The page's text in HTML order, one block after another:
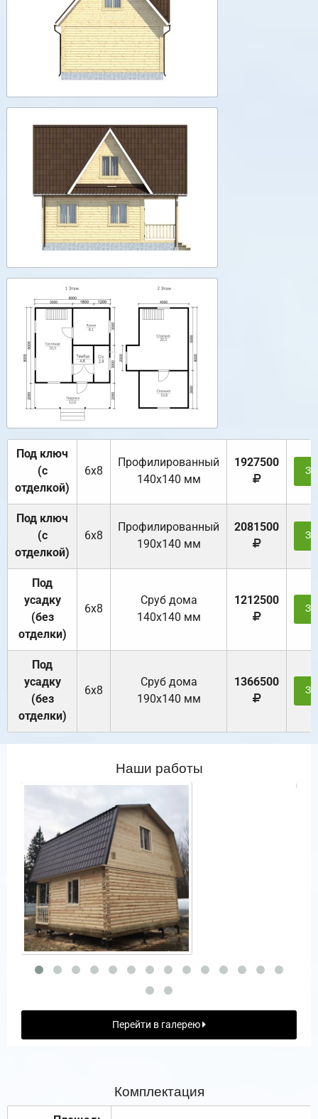
Под ключ
(с
отделкой)
6х8
Профилированный
140х140 мм
1927500
Под ключ
(с
отделкой)
6х8
Профилированный
190х140 мм
2081500
Под
усадку
(без
отделки)
6х8
Cруб дома
140х140 мм
1212500
Под
усадку
(без
отделки)
6х8
Cруб дома
190х140 мм
1366500
Наши работы
Перейти в галерею
Комплектация